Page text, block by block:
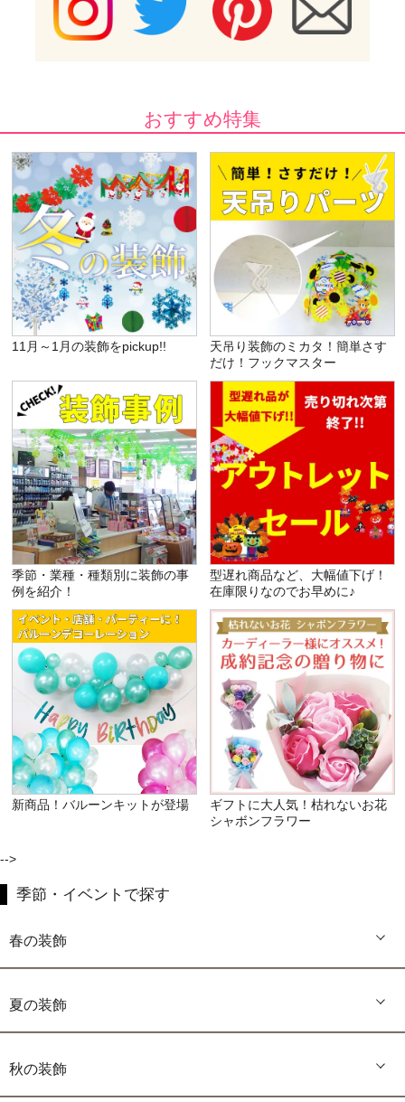
おすすめ特集
11月～1月の装飾をpickup!!
天吊り装飾のミカタ！簡単さす
だけ！フックマスター
季節・業種・種類別に装飾の事
例を紹介！
型遅れ商品など、大幅値下げ！
在庫限りなのでお早めに♪
新商品！バルーンキットが登場
ギフトに大人気！枯れないお花
シャボンフラワー
-->
季節・イベントで探す
春の装飾
夏の装飾
秋の装飾